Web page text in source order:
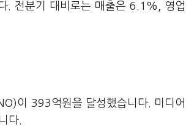
. 전분기 대비로는 매출은 6.1%, 영업
이 393억원을 달성했습니다. 미디어
다.